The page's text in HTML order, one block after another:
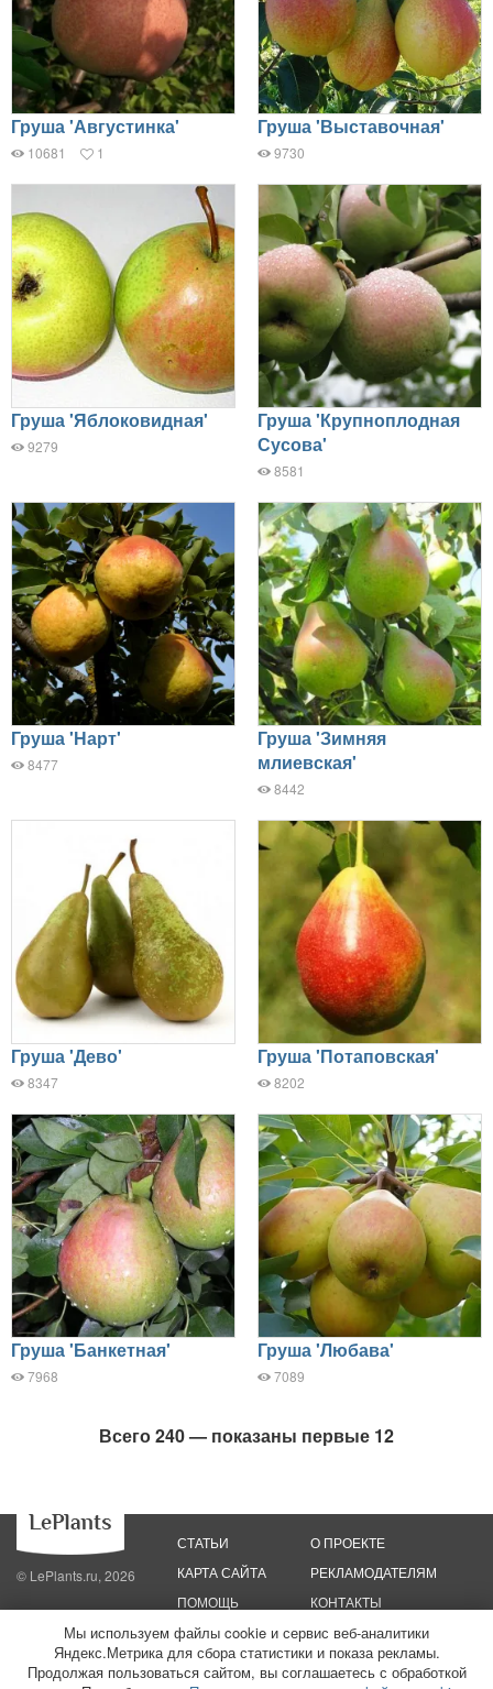
Груша 'Августинка'
10681 1
Груша 'Выставочная'
9730
Груша 'Яблоковидная'
9279
Груша 'Крупноплодная
Сусова'
8581
Груша 'Нарт'
8477
Груша 'Зимняя
млиевская'
8442
Груша 'Дево'
8347
Груша 'Потаповская'
8202
Груша 'Банкетная'
7968
Груша 'Любава'
7089
Всего 240 — показаны первые 12
© LePlants.ru, 2026
СТАТЬИ
КАРТА САЙТА
ПОМОЩЬ
О ПРОЕКТЕ
РЕКЛАМОДАТЕЛЯМ
КОНТАКТЫ
Политика конфиденциальности
Политика использования файлов cookie
Пользовательское соглашение
Редакционные стандарты
Мы используем файлы cookie и сервис веб-аналитики
Яндекс.Метрика для сбора статистики и показа рекламы.
Продолжая пользоваться сайтом, вы соглашаетесь с обработкой